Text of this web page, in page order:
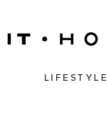
LIFESTYLE